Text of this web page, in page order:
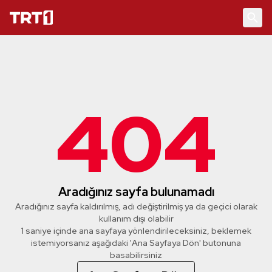
404
Aradığınız sayfa bulunamadı
Aradığınız sayfa kaldırılmış, adı değiştirilmiş ya da geçici olarak
kullanım dışı olabilir
1 saniye içinde ana sayfaya yönlendirileceksiniz, beklemek
istemiyorsanız aşağıdaki 'Ana Sayfaya Dön' butonuna
basabilirsiniz